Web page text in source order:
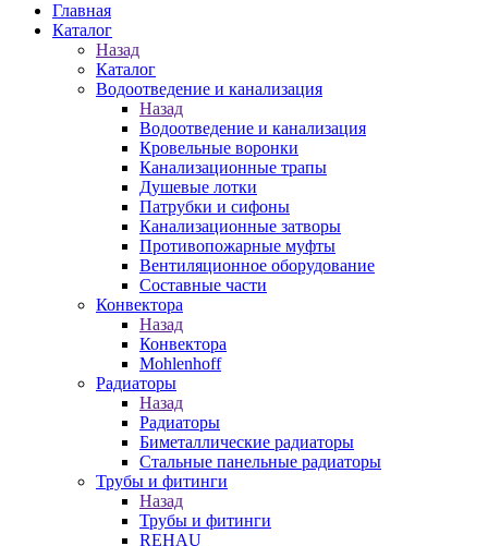
Главная
Каталог
Назад
Каталог
Водоотведение и канализация
Назад
Водоотведение и канализация
Кровельные воронки
Канализационные трапы
Душевые лотки
Патрубки и сифоны
Канализационные затворы
Противопожарные муфты
Вентиляционное оборудование
Составные части
Конвектора
Назад
Конвектора
Mohlenhoff
Радиаторы
Назад
Радиаторы
Биметаллические радиаторы
Стальные панельные радиаторы
Трубы и фитинги
Назад
Трубы и фитинги
REHAU